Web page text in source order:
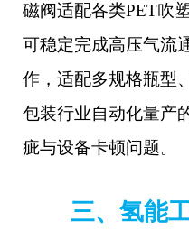
磁阀适配各类PET吹
可稳定完成高压气流
作，适配多规格瓶型
包装行业自动化量产
疵与设备卡顿问题。
三、氢能